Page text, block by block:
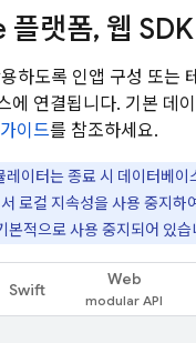
랫폼, 웹 SDK
하도록 인앱 구성 또는
에 연결됩니다. 기본 데
이드를 참조하세요.
이터는 종료 시 데이터베이
로컬 지속성을 사용 중지
본적으로 사용 중지되어 있습
Swift
Web